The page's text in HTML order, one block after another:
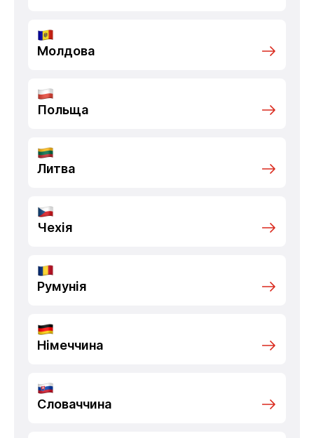
Молдова
Польща
Литва
Чехія
Румунія
Німеччина
Словаччина